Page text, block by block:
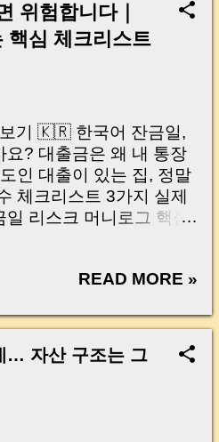
위험합니다｜
핵심 체크리스트
보기 🇰🇷 한국어 잔금일,
요? 대출금은 왜 내 통장
인 대출이 있는 집, 정말
체크리스트 3가지 실제
일 리스크 머니로그 핵심
If the Seller Has a
to Avoid MoneyLog
런 생각 해보신 적 있으
돈 보내고 끝나는 거 아
서 보면 전혀 그렇지 않
몇 장 처리하는 날’이 아
READ MORE »
… 자산 구조는 그